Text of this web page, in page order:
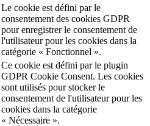
Le cookie est défini par le
consentement des cookies GDPR
pour enregistrer le consentement de
l'utilisateur pour les cookies dans la
catégorie « Fonctionnel ».
Ce cookie est défini par le plugin
GDPR Cookie Consent. Les cookies
sont utilisés pour stocker le
consentement de l'utilisateur pour les
cookies dans la catégorie
« Nécessaire ».